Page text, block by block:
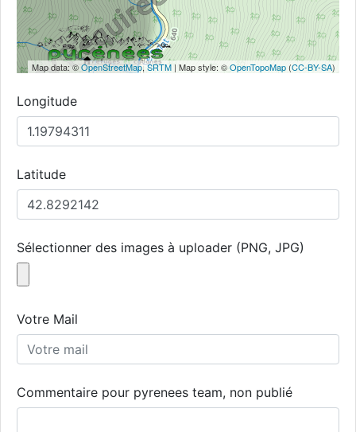
Map data: ©OpenStreetMap,SRTM | Map style: ©OpenTopoMap(CC-BY-SA)
Longitude
Latitude
Sélectionner des images à uploader (PNG, JPG)
Votre Mail
Commentaire pour pyrenees team, non publié